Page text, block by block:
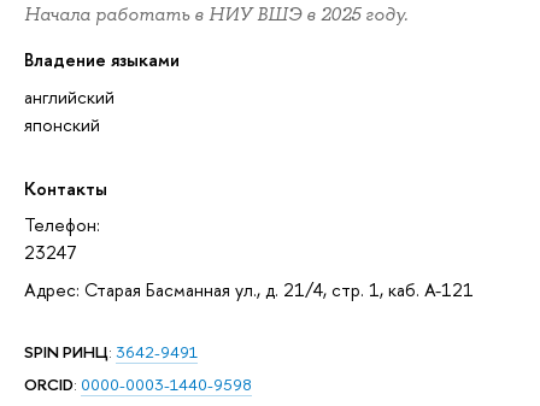
Начала работать в НИУ ВШЭ в 2025 году.
Владение языками
английский
японский
Контакты
Телефон:
23247
Адрес: Старая Басманная ул., д. 21/4, стр. 1, каб. А-121
SPIN РИНЦ: 3642-9491
ORCID: 0000-0003-1440-9598